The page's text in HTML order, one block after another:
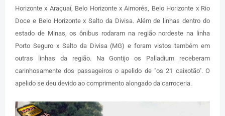
Horizonte x Araçuaí, Belo Horizonte x Aimorés, Belo Horizonte x Rio
Doce e Belo Horizonte x Salto da Divisa. Além de linhas dentro do
estado de Minas, os ônibus rodaram na região nordeste na linha
Porto Seguro x Salto da Divisa (MG) e foram vistos também em
outras linhas da região. Na Gontijo os Palladium receberam
carinhosamente dos passageiros o apelido de "os 21 caixotão". O
apelido se deu devido ao comprimento alongado da carroceria.